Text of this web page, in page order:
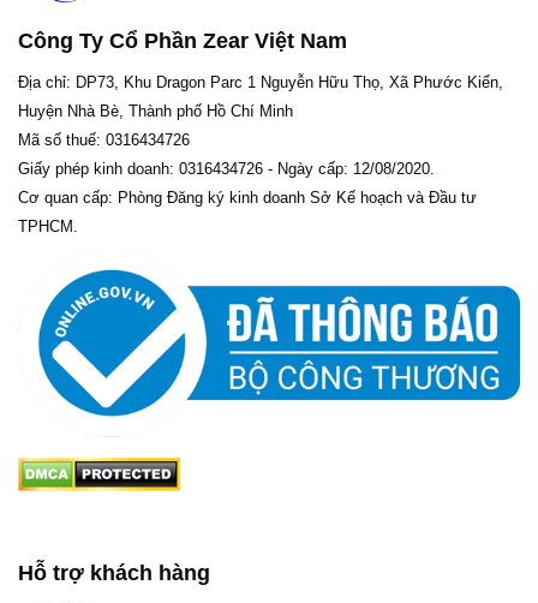
Công Ty Cổ Phần Zear Việt Nam
Địa chỉ: DP73, Khu Dragon Parc 1 Nguyễn Hữu Thọ, Xã Phước Kiển,
Huyện Nhà Bè, Thành phố Hồ Chí Minh
Mã số thuế: 0316434726
Giấy phép kinh doanh: 0316434726 - Ngày cấp: 12/08/2020.
Cơ quan cấp: Phòng Đăng ký kinh doanh Sở Kế hoạch và Đầu tư
TPHCM.
Hỗ trợ khách hàng